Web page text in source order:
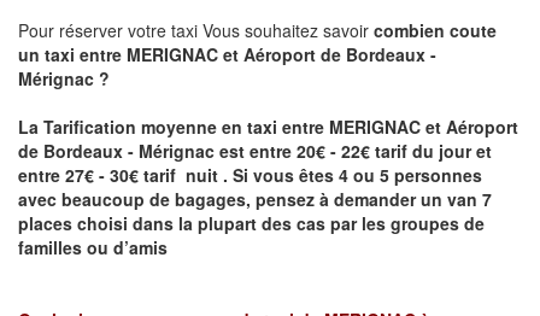
Pour réserver votre taxi Vous souhaitez savoir combien coute
un taxi entre MERIGNAC et Aéroport de Bordeaux -
Mérignac ?
La Tarification moyenne en taxi entre MERIGNAC et Aéroport
de Bordeaux - Mérignac est entre 20€ - 22€ tarif du jour et
entre 27€ - 30€ tarif nuit . Si vous êtes 4 ou 5 personnes
avec beaucoup de bagages, pensez à demander un van 7
places choisi dans la plupart des cas par les groupes de
familles ou d’amis